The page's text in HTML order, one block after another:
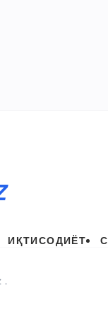
ИҚТИСОДИЁТ